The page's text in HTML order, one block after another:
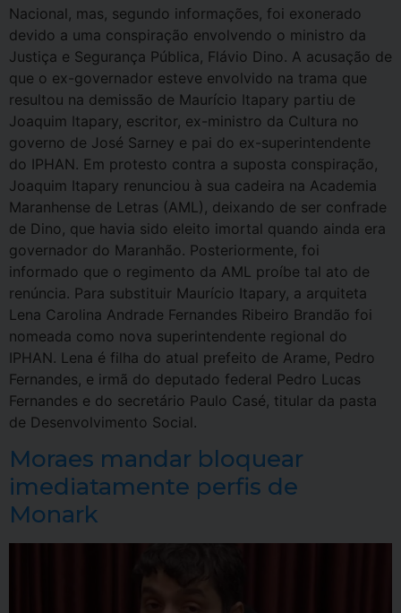
Nacional, mas, segundo informações, foi exonerado
devido a uma conspiração envolvendo o ministro da
Justiça e Segurança Pública, Flávio Dino. A acusação de
que o ex-governador esteve envolvido na trama que
resultou na demissão de Maurício Itapary partiu de
Joaquim Itapary, escritor, ex-ministro da Cultura no
governo de José Sarney e pai do ex-superintendente
do IPHAN. Em protesto contra a suposta conspiração,
Joaquim Itapary renunciou à sua cadeira na Academia
Maranhense de Letras (AML), deixando de ser confrade
de Dino, que havia sido eleito imortal quando ainda era
governador do Maranhão. Posteriormente, foi
informado que o regimento da AML proíbe tal ato de
renúncia. Para substituir Maurício Itapary, a arquiteta
Lena Carolina Andrade Fernandes Ribeiro Brandão foi
nomeada como nova superintendente regional do
IPHAN. Lena é filha do atual prefeito de Arame, Pedro
Fernandes, e irmã do deputado federal Pedro Lucas
Fernandes e do secretário Paulo Casé, titular da pasta
de Desenvolvimento Social.
Moraes mandar bloquear
imediatamente perfis de
Monark